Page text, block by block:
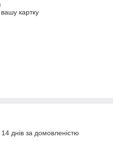
картку
днів за домовленістю